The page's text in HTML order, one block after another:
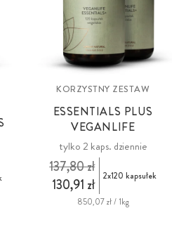
KORZYSTNY ZESTAW
ESSENTIALS PLUS
VEGANLIFE
tylko 2 kaps. dziennie
130,91 zł
137,80 zł 2x120 kapsułek
850,07 zł / 1kg